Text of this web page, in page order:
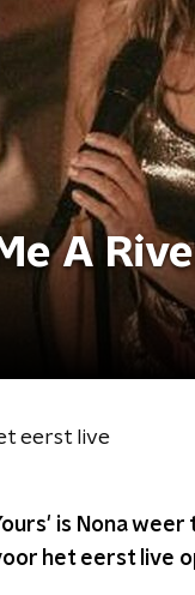
A
eerst live
is Nona
het eerst live